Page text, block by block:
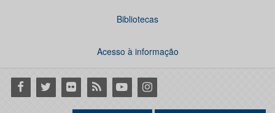
Bibliotecas
Acesso à informação
Facebook
Twitter Flickr RSS YoutubeInstagram